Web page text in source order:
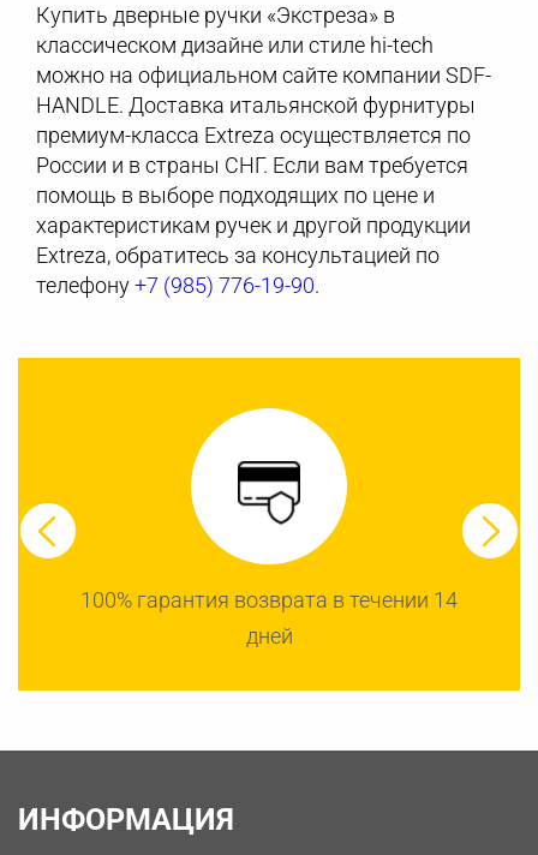
Купить дверные ручки «Экстреза» в
классическом дизайне или стиле hi-tech
можно на официальном сайте компании SDF-
HANDLE. Доставка итальянской фурнитуры
премиум-класса Extreza осуществляется по
России и в страны СНГ. Если вам требуется
помощь в выборе подходящих по цене и
характеристикам ручек и другой продукции
Extreza, обратитесь за консультацией по
телефону+7 (985) 776-19-90.
100% гарантия возврата в течении 14
дней
ИНФОРМАЦИЯ